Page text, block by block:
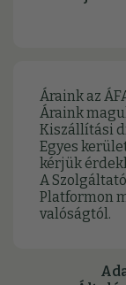
Áraink az
Áraink
Kiszállítási
Egyes
kérjük
A
Platformon
valóságtól.